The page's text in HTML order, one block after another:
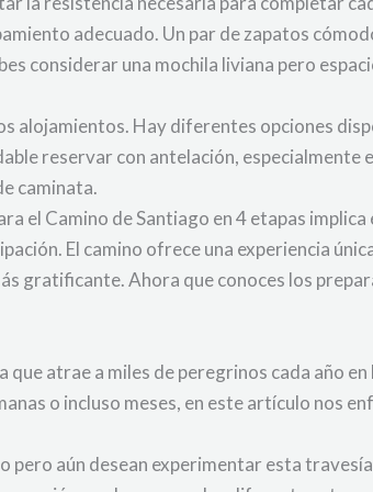
adecuado. Un par de zapatos
considerar una mochila liviana pero
alojamientos. Hay diferentes opciones
reservar con antelación, especialmente
caminata.
el Camino de Santiago en 4 etapas
El camino ofrece una experiencia
gratificante. Ahora que conoces los
atrae a miles de peregrinos cada año
o incluso meses, en este artículo nos
aún desean experimentar esta